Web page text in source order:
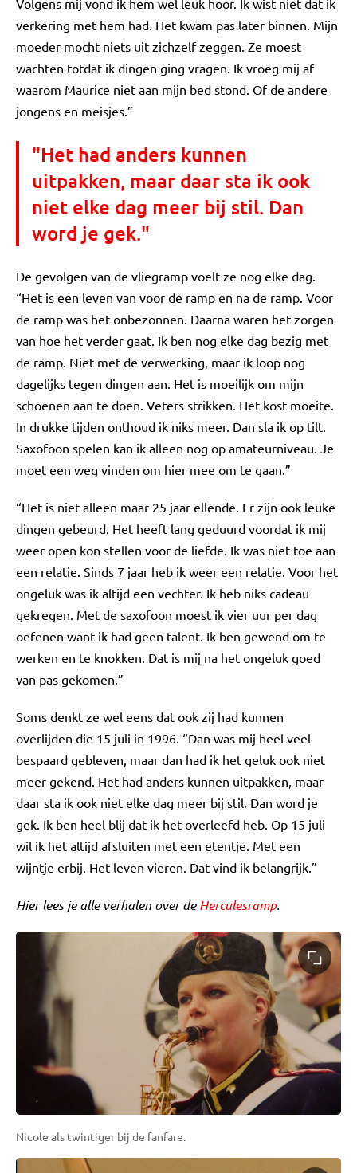
Volgens mij vond ik hem wel leuk hoor. Ik wist niet dat ik
verkering met hem had. Het kwam pas later binnen. Mijn
moeder mocht niets uit zichzelf zeggen. Ze moest
wachten totdat ik dingen ging vragen. Ik vroeg mij af
waarom Maurice niet aan mijn bed stond. Of de andere
jongens en meisjes.”
"Het had anders kunnen
uitpakken, maar daar sta ik ook
niet elke dag meer bij stil. Dan
word je gek."
De gevolgen van de vliegramp voelt ze nog elke dag.
“Het is een leven van voor de ramp en na de ramp. Voor
de ramp was het onbezonnen. Daarna waren het zorgen
van hoe het verder gaat. Ik ben nog elke dag bezig met
de ramp. Niet met de verwerking, maar ik loop nog
dagelijks tegen dingen aan. Het is moeilijk om mijn
schoenen aan te doen. Veters strikken. Het kost moeite.
In drukke tijden onthoud ik niks meer. Dan sla ik op tilt.
Saxofoon spelen kan ik alleen nog op amateurniveau. Je
moet een weg vinden om hier mee om te gaan.”
“Het is niet alleen maar 25 jaar ellende. Er zijn ook leuke
dingen gebeurd. Het heeft lang geduurd voordat ik mij
weer open kon stellen voor de liefde. Ik was niet toe aan
een relatie. Sinds 7 jaar heb ik weer een relatie. Voor het
ongeluk was ik altijd een vechter. Ik heb niks cadeau
gekregen. Met de saxofoon moest ik vier uur per dag
oefenen want ik had geen talent. Ik ben gewend om te
werken en te knokken. Dat is mij na het ongeluk goed
van pas gekomen.”
Soms denkt ze wel eens dat ook zij had kunnen
overlijden die 15 juli in 1996. “Dan was mij heel veel
bespaard gebleven, maar dan had ik het geluk ook niet
meer gekend. Het had anders kunnen uitpakken, maar
daar sta ik ook niet elke dag meer bij stil. Dan word je
gek. Ik ben heel blij dat ik het overleefd heb. Op 15 juli
wil ik het altijd afsluiten met een etentje. Met een
wijntje erbij. Het leven vieren. Dat vind ik belangrijk.”
Hier lees je alle verhalen over deHerculesramp.
Nicole als twintiger bij de fanfare.